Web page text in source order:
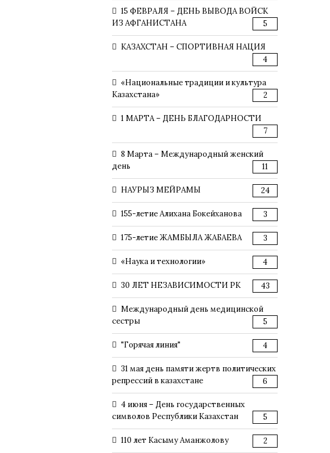
15 ФЕВРАЛЯ – ДЕНЬ ВЫВОДА ВОЙСК
ИЗ АФГАНИСТАНА
5
КАЗАХСТАН – СПОРТИВНАЯ НАЦИЯ
4
«Национальные традиции и культура
Казахстана»
2
1 МАРТА – ДЕНЬ БЛАГОДАРНОСТИ
7
8 Марта – Международный женский
день
11
НАУРЫЗ МЕЙРАМЫ 24
155-летие Алихана Бокейханова 3
175-летие ЖАМБЫЛА ЖАБАЕВА 3
«Наука и технологии» 4
30 ЛЕТ НЕЗАВИСИМОСТИ РК 43
Международный день медицинской
сестры
5
"Горячая линия" 4
31 мая день памяти жертв политических
репрессий в казахстане
6
4 июня – День государственных
символов Республики Казахстан
5
110 лет Касыму Аманжолову 2